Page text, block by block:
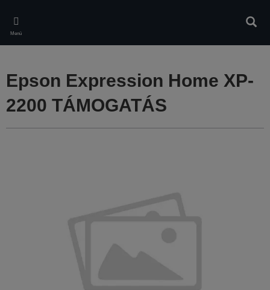
main
content
Menü
Epson Expression Home XP-
2200 TÁMOGATÁS